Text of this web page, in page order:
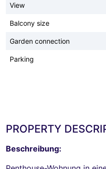
View
Balcony size
Garden connection
Parking
PROPERTY
Beschreibung: